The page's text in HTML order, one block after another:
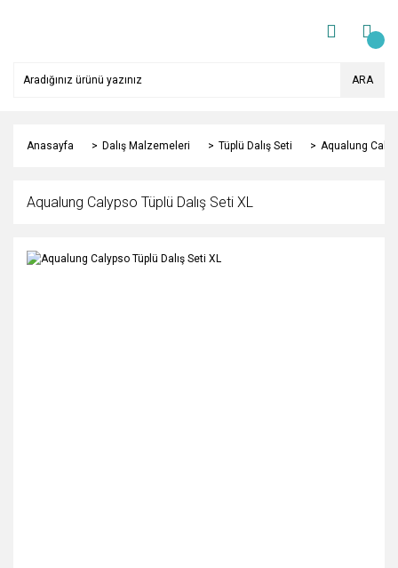
ARA
Anasayfa Dalış Malzemeleri Tüplü Dalış Seti Aqualung
Aqualung Calypso Tüplü Dalış Seti XL